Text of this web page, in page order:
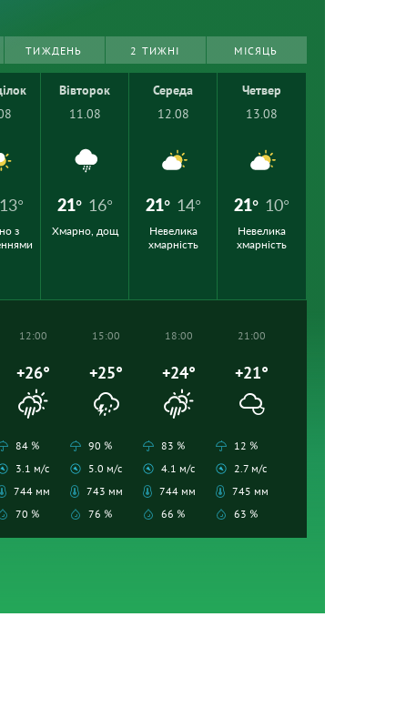
ТИЖДЕНЬ 2 ТИЖНІ МІСЯЦЬ
13°
з
Вівторок
11.08
21° 16°
Хмарно, дощ
Середа
12.08
21° 14°
Невелика
хмарність
Четвер
13.08
21° 10°
Невелика
хмарність
12:00
+26°
84 %
3.1 м/с
744 мм
70 %
15:00
+25°
90 %
5.0 м/с
743 мм
76 %
18:00
+24°
83 %
4.1 м/с
744 мм
66 %
21:00
+21°
12 %
2.7 м/с
745 мм
63 %